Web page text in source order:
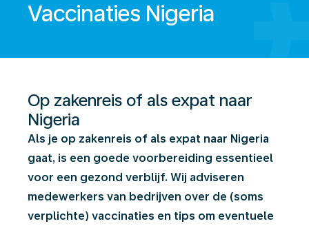
Vaccinaties Nigeria
Op zakenreis of als expat naar
Nigeria
Als je op zakenreis of als expat naar Nigeria
gaat, is een goede voorbereiding essentieel
voor een gezond verblijf. Wij adviseren
medewerkers van bedrijven over de (soms
verplichte) vaccinaties en tips om eventuele